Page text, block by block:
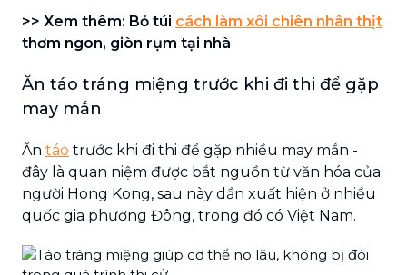
>> Xem thêm: Bỏ túi cách làm xôi chiên nhân thịt
thơm ngon, giòn rụm tại nhà
Ăn táo tráng miệng trước khi đi thi để gặp
may mắn
Ăn táo trước khi đi thi để gặp nhiều may mắn -
đây là quan niệm được bắt nguồn từ văn hóa của
người Hong Kong, sau này dần xuất hiện ở nhiều
quốc gia phương Đông, trong đó có Việt Nam.